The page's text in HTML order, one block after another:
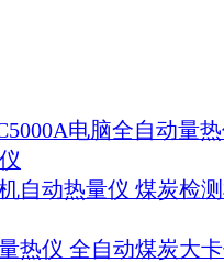
电脑全自动量
自动热量仪 煤炭检
热仪 全自动煤炭大